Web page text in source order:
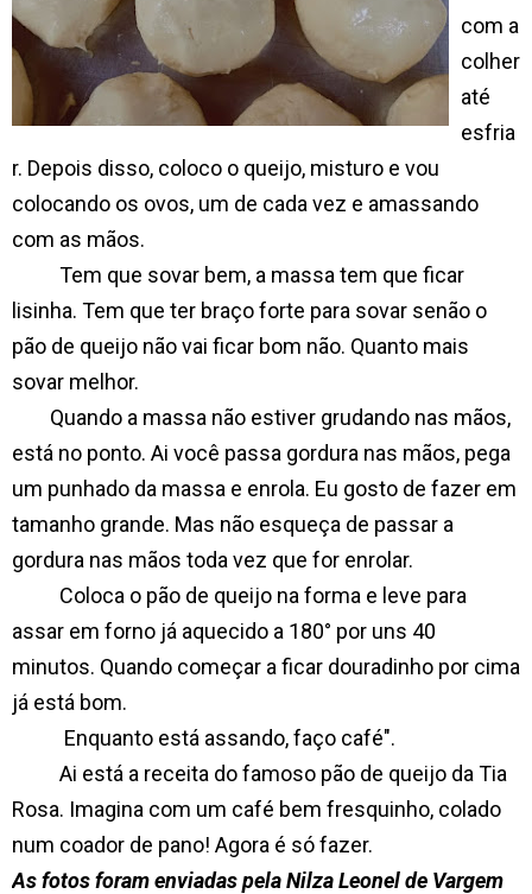
com a
colher
até
esfria
r. Depois disso, coloco o queijo, misturo e vou
colocando os ovos, um de cada vez e amassando
com as mãos.
Tem que sovar bem, a massa tem que ficar
lisinha. Tem que ter braço forte para sovar senão o
pão de queijo não vai ficar bom não. Quanto mais
sovar melhor.
Quando a massa não estiver grudando nas mãos,
está no ponto. Ai você passa gordura nas mãos, pega
um punhado da massa e enrola. Eu gosto de fazer em
tamanho grande. Mas não esqueça de passar a
gordura nas mãos toda vez que for enrolar.
Coloca o pão de queijo na forma e leve para
assar em forno já aquecido a 180° por uns 40
minutos. Quando começar a ficar douradinho por cima
já está bom.
Enquanto está assando, faço café".
Ai está a receita do famoso pão de queijo da Tia
Rosa. Imagina com um café bem fresquinho, colado
num coador de pano! Agora é só fazer.
As fotos foram enviadas pela Nilza Leonel de Vargem